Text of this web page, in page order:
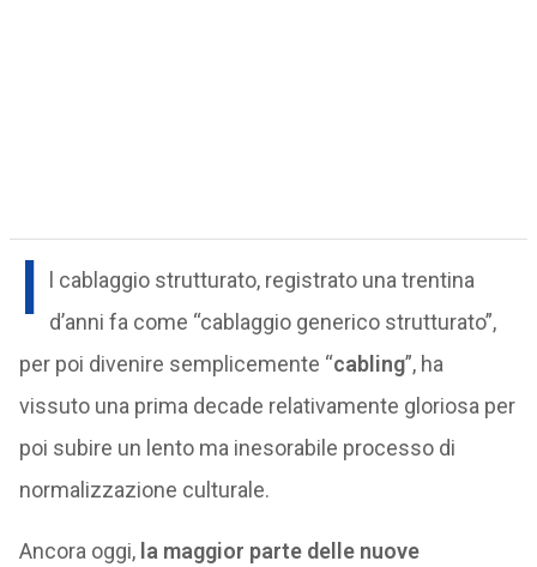
I
l cablaggio strutturato, registrato una trentina
d’anni fa come “cablaggio generico strutturato”,
per poi divenire semplicemente “cabling”, ha
vissuto una prima decade relativamente gloriosa per
poi subire un lento ma inesorabile processo di
normalizzazione culturale.
Ancora oggi, la maggior parte delle nuove